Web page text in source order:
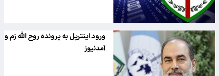
ورود اینترپل به پرونده روح الله زم و
آمدنیوز